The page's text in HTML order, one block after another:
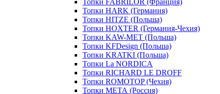
Топки FABRILOR (Франция)
Топки HARK (Германия)
Топки HITZE (Польша)
Топки HOXTER (Германия-Чехия)
Топки KAW-MET (Польша)
Топки KFDesign (Польша)
Топки KRATKI (Польша)
Топки La NORDICA
Топки RICHARD LE DROFF
Топки ROMOTOP (Чехия)
Топки МЕТА (Россия)